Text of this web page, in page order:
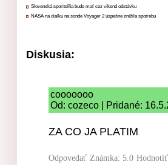
Slovenská sporiteľňa bude mať cez víkend odstávku
NASA na diaľku na sonde Voyager 2 úspešne znížila spotrebu
Diskusia:
cooooooo
Od: cozeco | Pridané:
ZA CO JA PLATIM
Odpovedať Známka: 5.0